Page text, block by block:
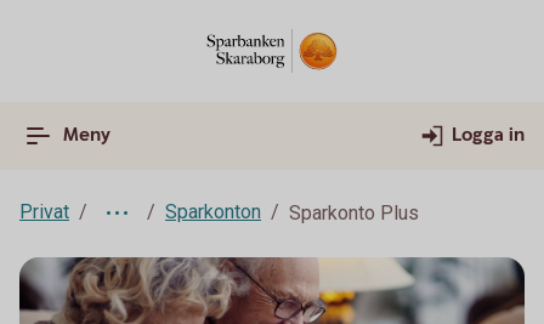
Meny Logga in
Privat Sparkonton Sparkonto Plus